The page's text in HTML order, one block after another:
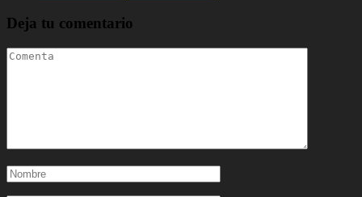
Deja tu comentario